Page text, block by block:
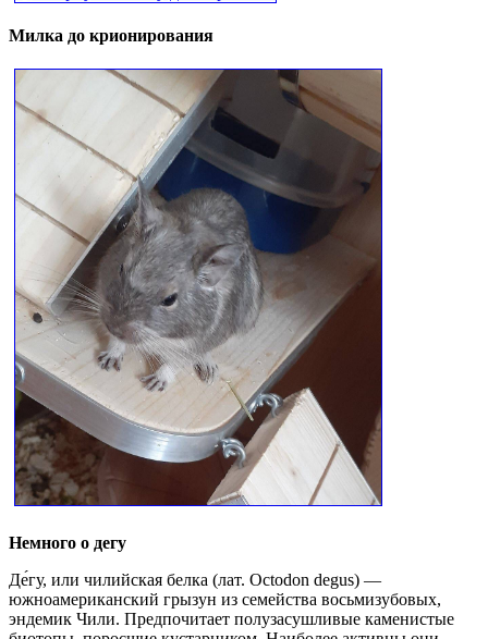
Милка до крионирования
Немного о дегу
Де́гу, или чилийская белка (лат. Octodon degus) —
южноамериканский грызун из семейства восьмизубовых,
эндемик Чили. Предпочитает полузасушливые каменистые